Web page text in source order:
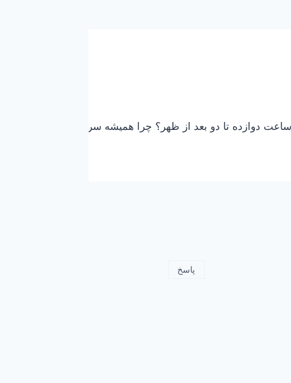
ساعت دوازده تا دو بعد از ظهر؟ چرا همیشه سر همان
پاسخ